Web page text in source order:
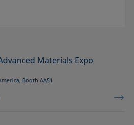
Materials Expo
Booth AA51